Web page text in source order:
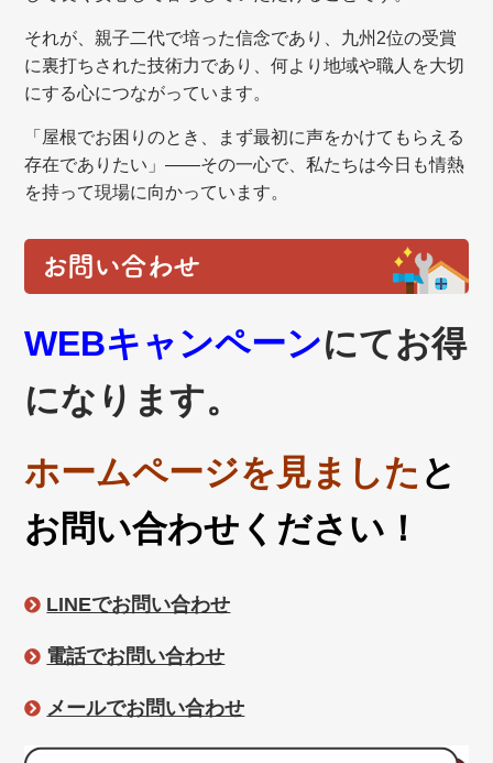
それが、親子二代で培った信念であり、九州2位の受賞
に裏打ちされた技術力であり、何より地域や職人を大切
にする心につながっています。
「屋根でお困りのとき、まず最初に声をかけてもらえる
存在でありたい」——その一心で、私たちは今日も情熱
を持って現場に向かっています。
お問い合わせ
WEBキャンペーンにてお得
になります。
ホームページを見ました と
お問い合わせください！
LINEでお問い合わせ
電話でお問い合わせ
メールでお問い合わせ